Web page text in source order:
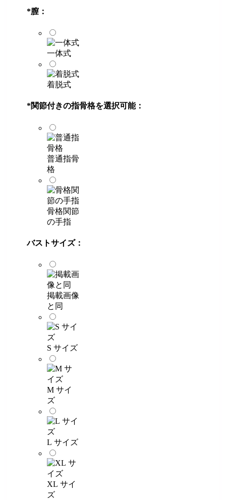
*膣：
一体式
着脱式
*関節付きの指骨格を選択可能：
普通指骨
格
骨格関節
の手指
バストサイズ：
掲載画像
と同
S サイズ
M サイ
ズ
L サイズ
XL サイ
ズ